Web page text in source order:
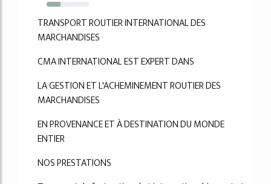
33%
TRANSPORT ROUTIER INTERNATIONAL DES
MARCHANDISES
CMA INTERNATIONAL EST EXPERT DANS
LA GESTION ET L'ACHEMINEMENT ROUTIER DES
MARCHANDISES
EN PROVENANCE ET À DESTINATION DU MONDE
ENTIER
NOS PRESTATIONS